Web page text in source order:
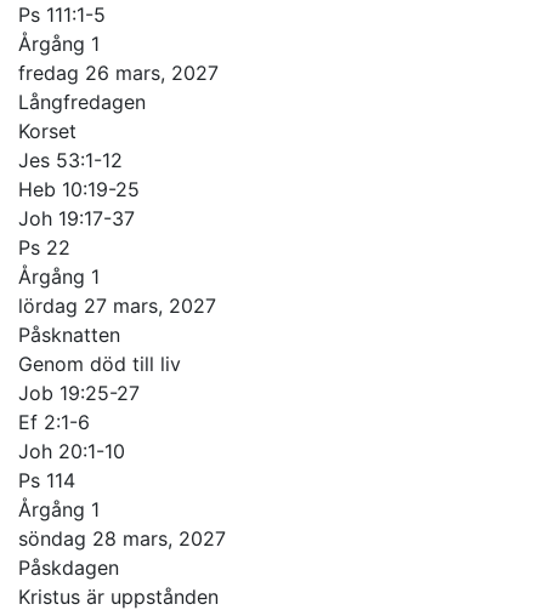
Ps 111:1-5
Årgång 1
fredag 26 mars, 2027
Långfredagen
Korset
Jes 53:1-12
Heb 10:19-25
Joh 19:17-37
Ps 22
Årgång 1
lördag 27 mars, 2027
Påsknatten
Genom död till liv
Job 19:25-27
Ef 2:1-6
Joh 20:1-10
Ps 114
Årgång 1
söndag 28 mars, 2027
Påskdagen
Kristus är uppstånden